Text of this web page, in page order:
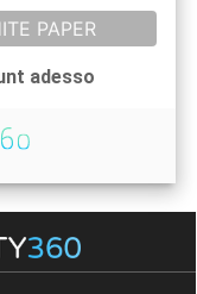
PAPER
adesso